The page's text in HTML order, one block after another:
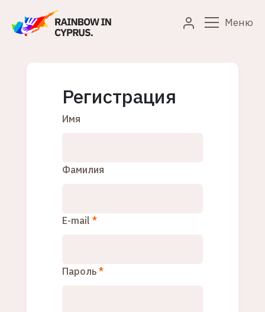
Меню
Регистрация
Имя
Фамилия
E-mail
Пароль